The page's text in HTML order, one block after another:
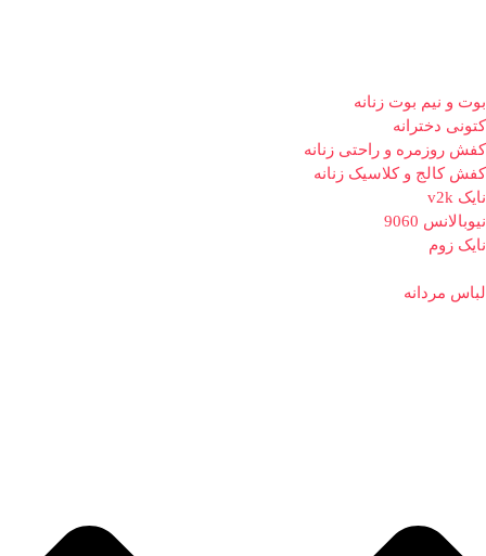
بوت و نیم بوت زنانه
کتونی دخترانه
کفش روزمره و راحتی زنانه
کفش کالج و کلاسیک زنانه
نایک v2k
نیوبالانس 9060
نایک زوم
لباس مردانه